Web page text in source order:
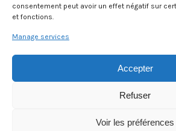
consentement peut avoir un effet négatif sur
et fonctions.
Manage services
Accepter
Refuser
Voir les préférences
Demande rapide
Un besoin urgent ? Contactez